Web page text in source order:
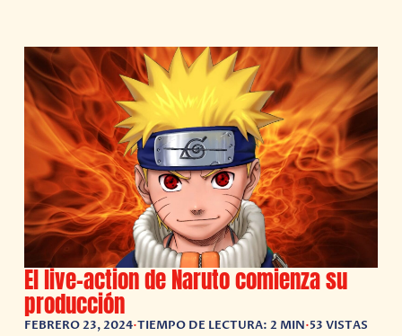
El live-action de Naruto comienza su
producción
FEBRERO 23, 2024•TIEMPO DE LECTURA: 2 MIN•53 VISTAS